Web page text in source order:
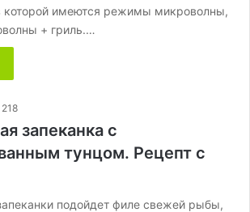
которой имеются режимы микроволны,
+ гриль.…
218
запеканка с
тунцом. Рецепт с
подойдет филе свежей рыбы,